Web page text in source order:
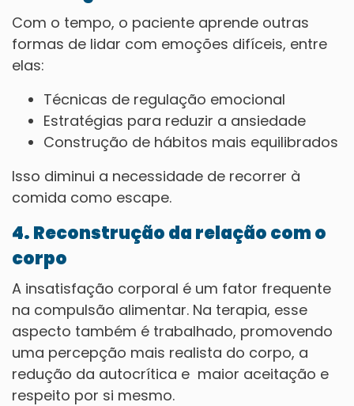
Com o tempo, o paciente aprende outras
formas de lidar com emoções difíceis, entre
elas:
Técnicas de regulação emocional
Estratégias para reduzir a ansiedade
Construção de hábitos mais equilibrados
Isso diminui a necessidade de recorrer à
comida como escape.
4. Reconstrução da relação com o
corpo
A insatisfação corporal é um fator frequente
na compulsão alimentar. Na terapia, esse
aspecto também é trabalhado, promovendo
uma percepção mais realista do corpo, a
redução da autocrítica e maior aceitação e
respeito por si mesmo.